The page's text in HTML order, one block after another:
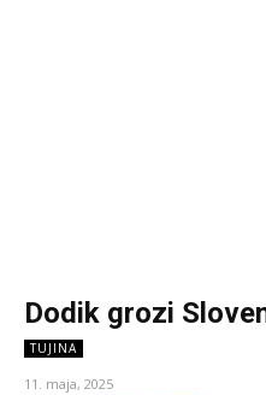
Dodik grozi
TUJINA
11. maja, 2025